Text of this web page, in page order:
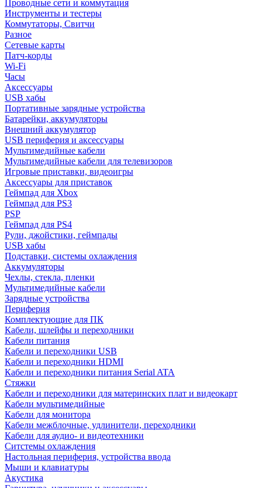
Проводные сети и коммутация
Инструменты и тестеры
Коммутаторы, Свитчи
Разное
Сетевые карты
Патч-корды
Wi-Fi
Часы
Аксессуары
USB хабы
Портативные зарядные устройства
Батарейки, аккумуляторы
Внешний аккумулятор
USB периферия и аксессуары
Мультимедийные кабели
Мультимедийные кабели для телевизоров
Игровые приставки, видеоигры
Аксессуары для приставок
Геймпад для Xbox
Геймпад для PS3
PSP
Геймпад для PS4
Рули, джойстики, геймпады
USB хабы
Подставки, системы охлаждения
Аккумуляторы
Чехлы, стекла, пленки
Мультимедийные кабели
Зарядные устройства
Периферия
Комплектующие для ПК
Кабели, шлейфы и переходники
Кабели питания
Кабели и переходники USB
Кабели и переходники HDMI
Кабели и переходники питания Serial ATA
Стяжки
Кабели и переходники для материнских плат и видеокарт
Кабели мультимедийные
Кабели для монитора
Кабели межблочные, удлинители, переходники
Кабели для аудио- и видеотехники
Ситстемы охлаждения
Настольная периферия, устройства ввода
Мыши и клавиатуры
Акустика